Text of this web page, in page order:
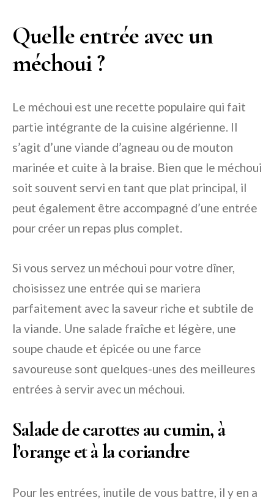
Quelle entrée avec un
méchoui ?
Le méchoui est une recette populaire qui fait
partie intégrante de la cuisine algérienne. Il
s’agit d’une viande d’agneau ou de mouton
marinée et cuite à la braise. Bien que le méchoui
soit souvent servi en tant que plat principal, il
peut également être accompagné d’une entrée
pour créer un repas plus complet.
Si vous servez un méchoui pour votre dîner,
choisissez une entrée qui se mariera
parfaitement avec la saveur riche et subtile de
la viande. Une salade fraîche et légère, une
soupe chaude et épicée ou une farce
savoureuse sont quelques-unes des meilleures
entrées à servir avec un méchoui.
Salade de carottes au cumin, à
l’orange et à la coriandre
Pour les entrées, inutile de vous battre, il y en a